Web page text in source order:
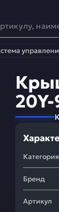
Категория
Бренд
Артикул